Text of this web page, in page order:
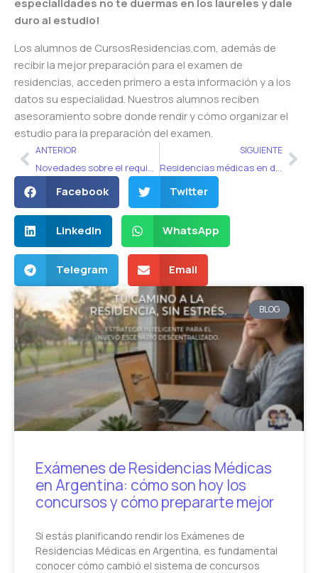
especialidades no te duermas en los laureles y dale
duro al estudio!
Los alumnos de CursosResidencias.com, además de
recibir la mejor preparación para el examen de
residencias, acceden primero a esta información y a los
datos su especialidad. Nuestros alumnos reciben
asesoramiento sobre donde rendir y cómo organizar el
estudio para la preparación del examen.
AntANTERIOR
Novedades sobre el requisito de conválida en la inscripción al examen único 2019
SIGUIENTE
Residencias médicas en detalle: Pediatría
Facebook Twitter
LinkedIn WhatsApp
Telegram Email
BLOG
Exámenes de Residencias Médicas
en Argentina: cómo son hoy los
concursos y cómo prepararte mejor
Si estás planificando rendir los Exámenes de
Residencias Médicas en Argentina, es fundamental
conocer cómo cambió el sistema de concursos